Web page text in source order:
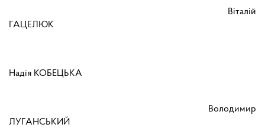
Віталій
ГАЦЕЛЮК
Надія КОБЕЦЬКА
Володимир
ЛУГАНСЬКИЙ